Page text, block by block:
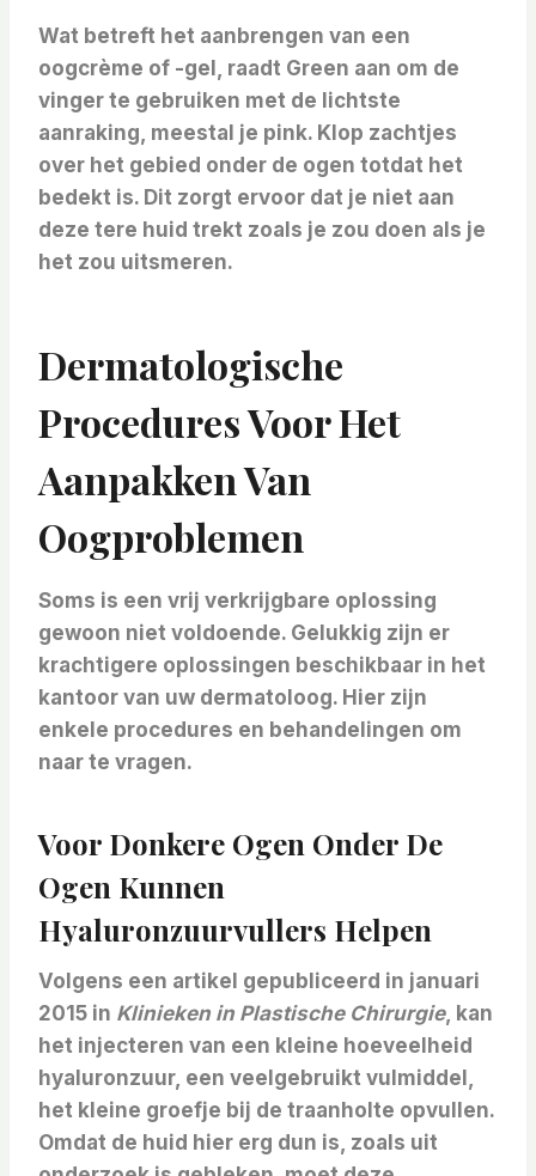
Wat betreft het aanbrengen van een
oogcrème of -gel, raadt Green aan om de
vinger te gebruiken met de lichtste
aanraking, meestal je pink. Klop zachtjes
over het gebied onder de ogen totdat het
bedekt is. Dit zorgt ervoor dat je niet aan
deze tere huid trekt zoals je zou doen als je
het zou uitsmeren.
Dermatologische
Procedures Voor Het
Aanpakken Van
Oogproblemen
Soms is een vrij verkrijgbare oplossing
gewoon niet voldoende. Gelukkig zijn er
krachtigere oplossingen beschikbaar in het
kantoor van uw dermatoloog. Hier zijn
enkele procedures en behandelingen om
naar te vragen.
Voor Donkere Ogen Onder De
Ogen Kunnen
Hyaluronzuurvullers Helpen
Volgens een artikel gepubliceerd in januari
2015 in Klinieken in Plastische Chirurgie, kan
het injecteren van een kleine hoeveelheid
hyaluronzuur, een veelgebruikt vulmiddel,
het kleine groefje bij de traanholte opvullen.
Omdat de huid hier erg dun is, zoals uit